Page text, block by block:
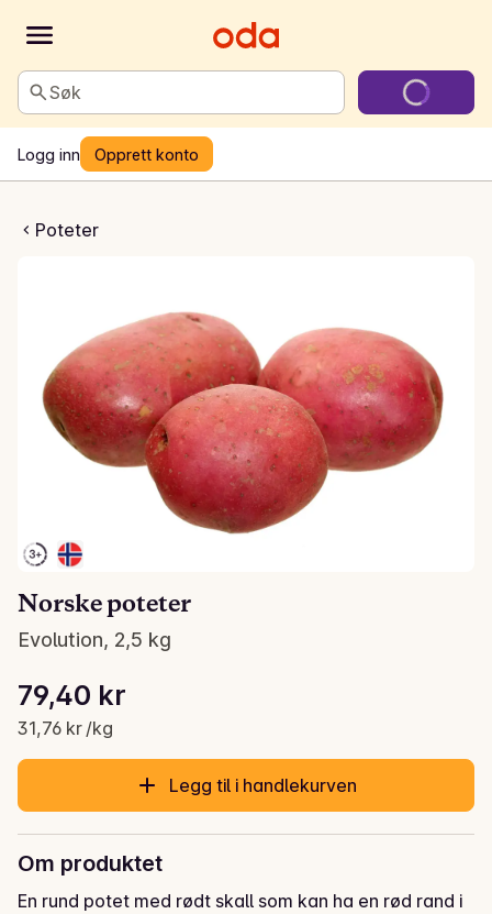
Søk
Logg inn Opprett konto
Poteter
poteter
Norske poteter
Evolution, 2,5 kg
Gjeldende pris er: 79,40 kr
79,40 kr
31,76 kr /kg
Stykkpris: 31,76 kr /kg
Legg til i handlekurven
Om produktet
En rund potet med rødt skall som kan ha en rød rand i